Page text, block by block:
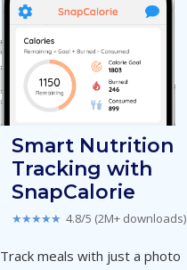
Smart Nutrition
Tracking with
SnapCalorie
★★★★★ 4.8/5 (2M+ downloads)
Track meals with just a photo